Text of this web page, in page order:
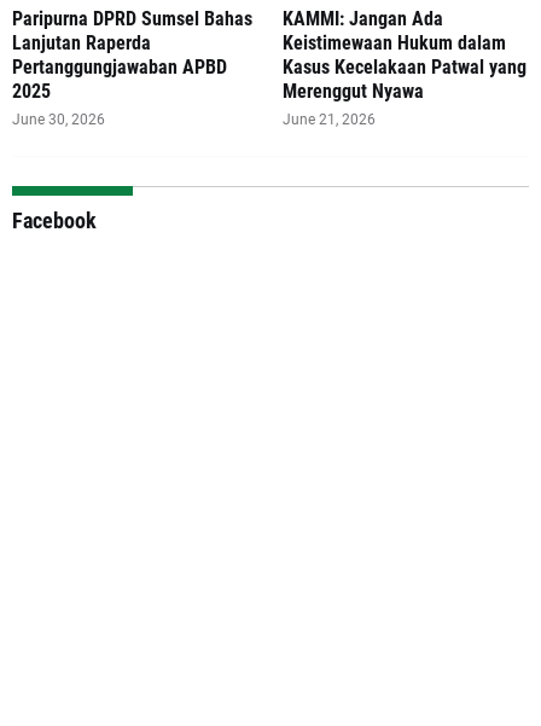
Paripurna DPRD Sumsel Bahas
Lanjutan Raperda
Pertanggungjawaban APBD
2025
June 30, 2026
‎KAMMI: Jangan Ada
Keistimewaan Hukum dalam
Kasus Kecelakaan Patwal yang
Merenggut Nyawa
June 21, 2026
Facebook